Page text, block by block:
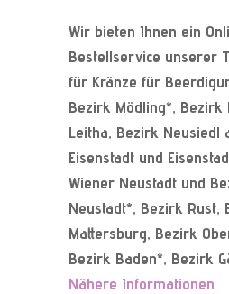
Wir bieten Ihnen ein
Bestellservice unserer
für Kränze für
Bezirk Mödling*, Bezirk
Leitha, Bezirk Neusiedl
Eisenstadt und
Wiener Neustadt und
Neustadt*, Bezirk Rust,
Mattersburg, Bezirk
Bezirk Baden*, Bezirk
Nähere Informationen